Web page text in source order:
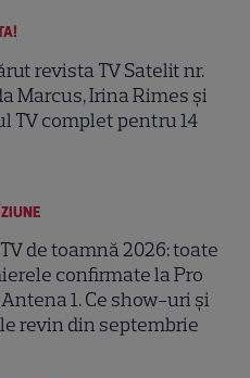
revista TV Satelit nr.
Marcus, Irina Rimes și
TV complet pentru 14
de toamnă 2026: toate
confirmate la Pro
Antena 1. Ce show-uri și
revin din septembrie